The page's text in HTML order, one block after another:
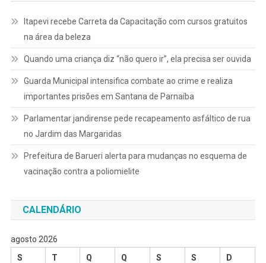
Itapevi recebe Carreta da Capacitação com cursos gratuitos
na área da beleza
Quando uma criança diz “não quero ir”, ela precisa ser ouvida
Guarda Municipal intensifica combate ao crime e realiza
importantes prisões em Santana de Parnaíba
Parlamentar jandirense pede recapeamento asfáltico de rua
no Jardim das Margaridas
Prefeitura de Barueri alerta para mudanças no esquema de
vacinação contra a poliomielite
CALENDÁRIO
agosto 2026
S
T Q Q S S D